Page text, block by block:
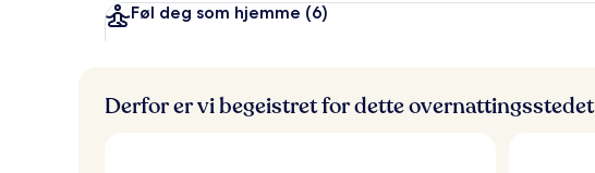
Føl deg som hjemme (6)
Derfor er vi begeistret for dette overnattingsstedet